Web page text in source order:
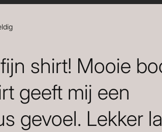
shirt! Mooie
geeft mij een
gevoel. Lekker